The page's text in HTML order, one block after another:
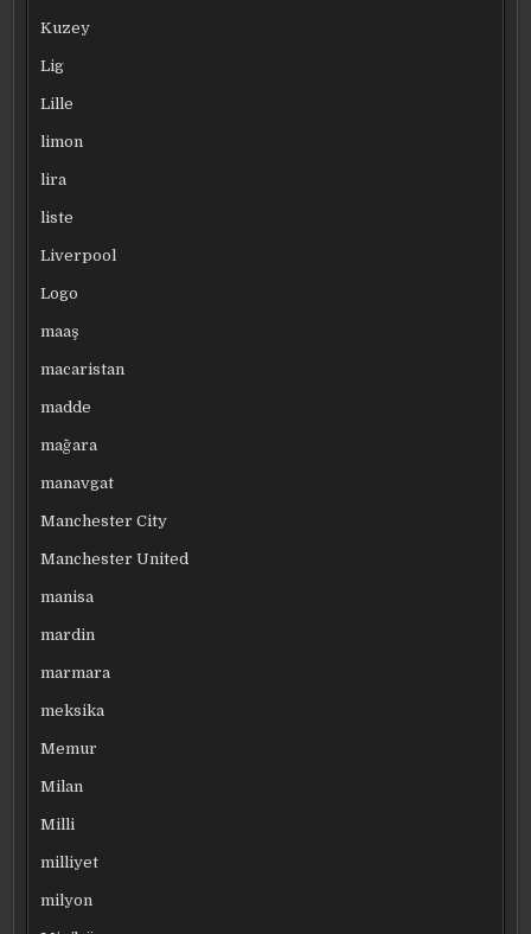
Kuzey
Lig
Lille
limon
lira
liste
Liverpool
Logo
maaş
macaristan
madde
mağara
manavgat
Manchester City
Manchester United
manisa
mardin
marmara
meksika
Memur
Milan
Milli
milliyet
milyon